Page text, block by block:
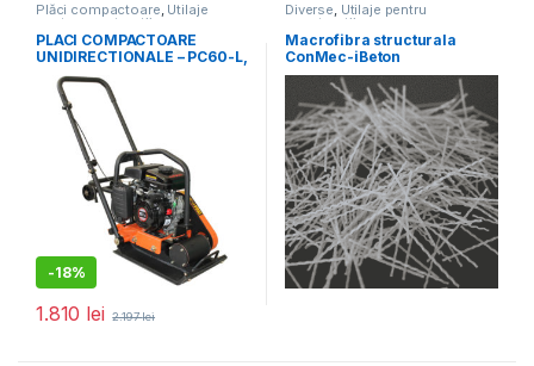
Plăci compactoare, Utilaje
pentru construcții
PLACI COMPACTOARE
UNIDIRECTIONALE – PC60-L,
8.2 kN, motor Loncin,
benzina 1.63 cp, greutate 54
-18%
1.810 lei 2.197lei
Diverse, Utilaje pentru
construcții
Macrofibra structurala
ConMec-iBeton